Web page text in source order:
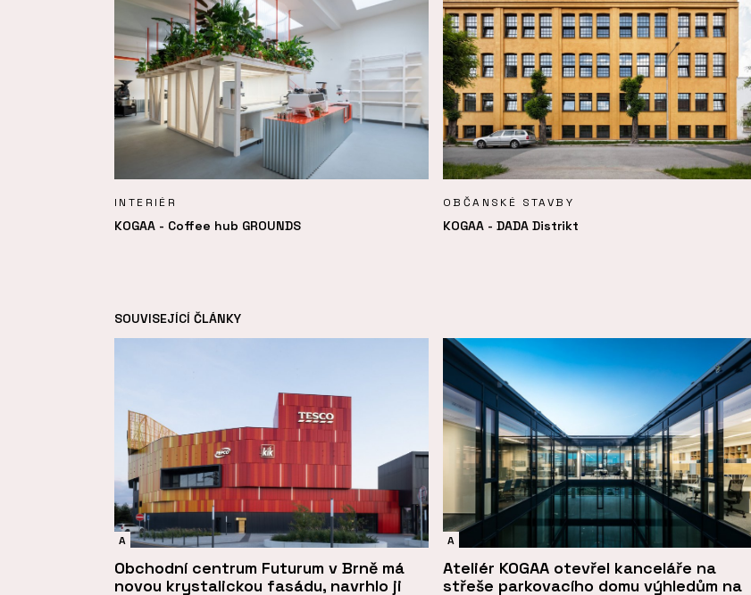
INTERIÉR
KOGAA - Coffee hub GROUNDS
OBČANSKÉ STAVBY
KOGAA - DADA Distrikt
SOUVISEJÍCÍ ČLÁNKY
A
Obchodní centrum Futurum v Brně má
novou krystalickou fasádu, navrhlo ji
A
Ateliér KOGAA otevřel kanceláře na
střeše parkovacího domu výhledům na